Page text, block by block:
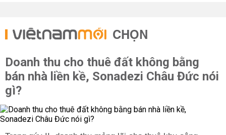
CHỌN
Doanh thu cho thuê đất không bằng
bán nhà liền kề, Sonadezi Châu Đức nói
gì?